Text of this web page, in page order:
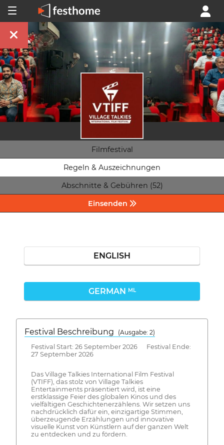
Filmfestival
Regeln & Auszeichnungen
Abschnitte & Gebühren (52)
Einsenden
ENGLISH
GERMAN ML
Festival Beschreibung
(Ausgabe: 2)
Festival Start: 26 September 2026 Festival Ende:
27 September 2026
Das Village Talkies International Film Festival
(VTIFF), das stolz von Village Talkies
Entertainments präsentiert wird, ist eine
erstklassige Feier des globalen Kinos und des
vielfältigen Geschichtenerzählens. Wir setzen uns
nachdrücklich dafür ein, einzigartige Stimmen,
überzeugende Erzählungen und innovative
visuelle Kunst von Künstlern auf der ganzen Welt
zu entdecken und zu fördern.